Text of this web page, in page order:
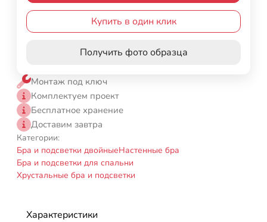
Купить в один клик
Получить фото образца
Монтаж под ключ
Комплектуем проект
Бесплатное хранение
Доставим завтра
Категории:
Бра и подсветки двойныеНастенные бра
Бра и подсветки для спальни
Хрустальные бра и подсветки
Характеристики